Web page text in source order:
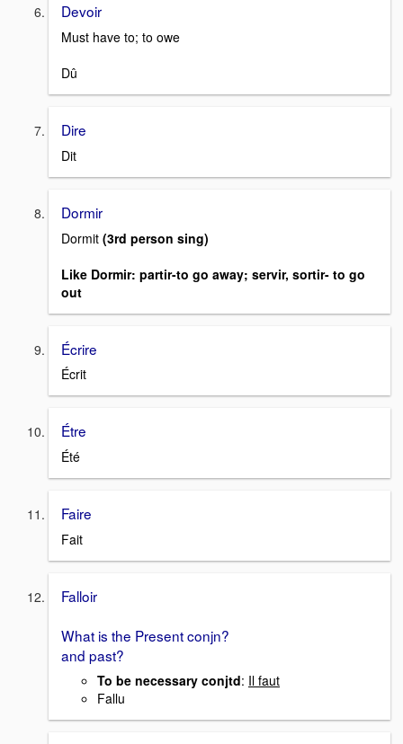
Devoir
Must have to; to owe
Dû
Dire
Dit
Dormir
Dormit (3rd person sing)
Like Dormir: partir-to go away; servir, sortir- to go
out
Écrire
Écrit
Étre
Été
Faire
Fait
Falloir
What is the Present conjn?
and past?
To be necessary conjtd: Il faut
Fallu